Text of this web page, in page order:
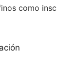
como